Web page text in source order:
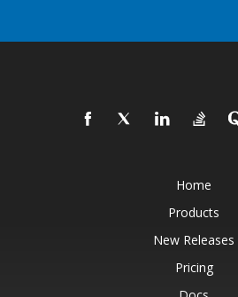
Home
Products
New Releases
Pricing